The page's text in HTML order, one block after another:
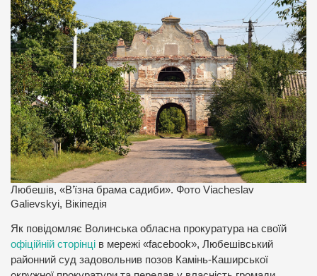
Любешів, «В’їзна брама садиби». Фото Viacheslav
Galievskyi, Вікіпедія
Як повідомляє Волинська обласна прокуратура на своїй
офіційній сторінці в мережі «facebook», Любешівський
районний суд задовольнив позов Камінь-Каширської